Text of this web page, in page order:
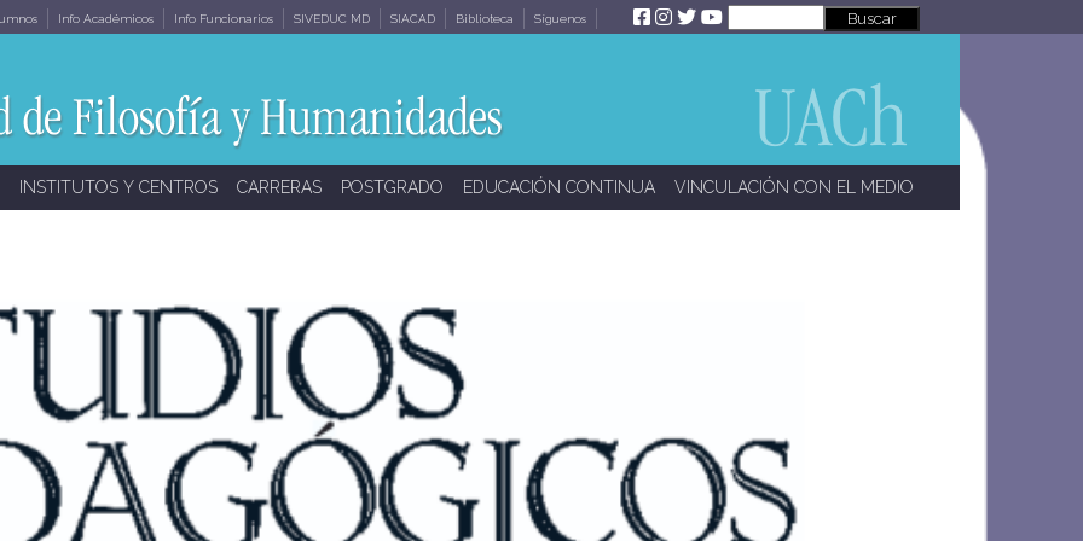
Info Académicos Info Funcionarios SIVEDUC MD SIACAD Biblioteca Síguenos
INSTITUTOS Y CENTROS CARRERAS POSTGRADO EDUCACIÓN CONTINUA VINCULACIÓN CON EL MEDIO